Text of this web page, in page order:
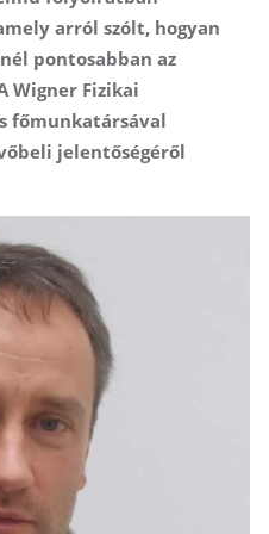
arról szólt, hogyan
pontosabban az
Wigner Fizikai
főmunkatársával
jelentőségéről